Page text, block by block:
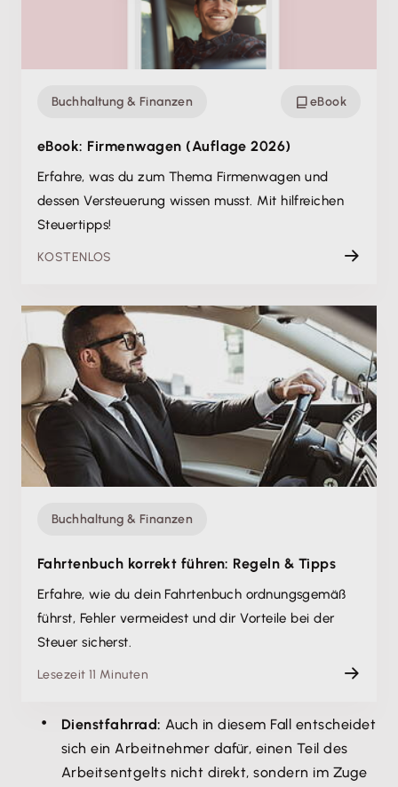
Buchhaltung & Finanzen eBook
eBook: Firmenwagen (Auflage 2026)
Erfahre, was du zum Thema Firmenwagen und
dessen Versteuerung wissen musst. Mit hilfreichen
Steuertipps!
KOSTENLOS
Buchhaltung & Finanzen
Fahrtenbuch korrekt führen: Regeln & Tipps
Erfahre, wie du dein Fahrtenbuch ordnungsgemäß
führst, Fehler vermeidest und dir Vorteile bei der
Steuer sicherst.
Lesezeit 11 Minuten
Dienstfahrrad: Auch in diesem Fall entscheidet
sich ein Arbeitnehmer dafür, einen Teil des
Arbeitsentgelts nicht direkt, sondern im Zuge